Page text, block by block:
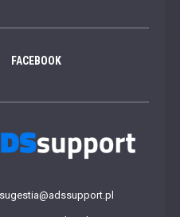
FACEBOOK